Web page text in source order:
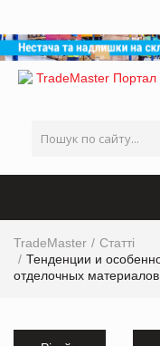
TradeMaster
Статті
Тенденции и
отделочных